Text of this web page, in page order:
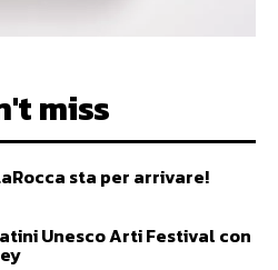
miss
sta per arrivare!
Unesco Arti Festival con